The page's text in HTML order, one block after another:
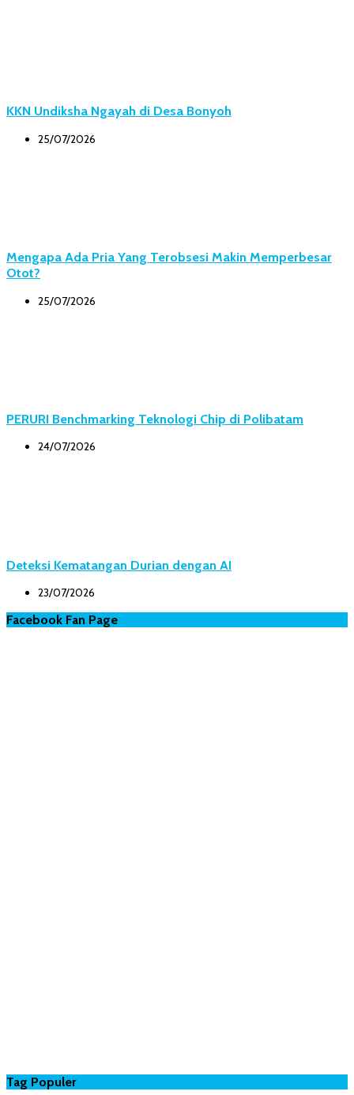
KKN Undiksha Ngayah di Desa Bonyoh
25/07/2026
Mengapa Ada Pria Yang Terobsesi Makin Memperbesar
Otot?
25/07/2026
PERURI Benchmarking Teknologi Chip di Polibatam
24/07/2026
Deteksi Kematangan Durian dengan AI
23/07/2026
Facebook Fan Page
Tag Populer